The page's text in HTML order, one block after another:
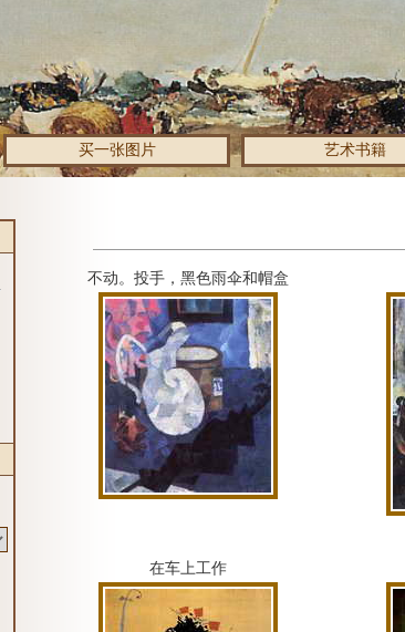
买一张图片 艺术书籍
不动。 投手，黑色雨伞和帽盒
在车上工作